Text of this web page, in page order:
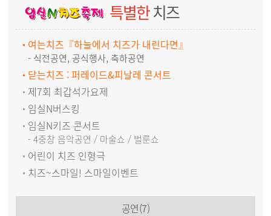
특별한치즈
여는치즈『하늘에서 치즈가 내린다면』
- 식전공연, 공식행사, 축하공연
닫는치즈 : 퍼레이드&피날레 콘서트
제7회 최갑석가요제
임실N버스킹
임실N키즈 콘서트
- 4중창 음악공연 / 마술쇼 / 벌룬쇼
어린이 치즈 인형극
치즈~스마일! 스마일이벤트
공연(7)